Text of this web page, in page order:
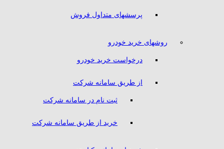
پرسشهای متداول فروش
روشهای خرید خودرو
درخواست خرید خودرو
از طریق سامانه شرکت
ثبت نام در سامانه شرکت
خرید از طریق سامانه شرکت